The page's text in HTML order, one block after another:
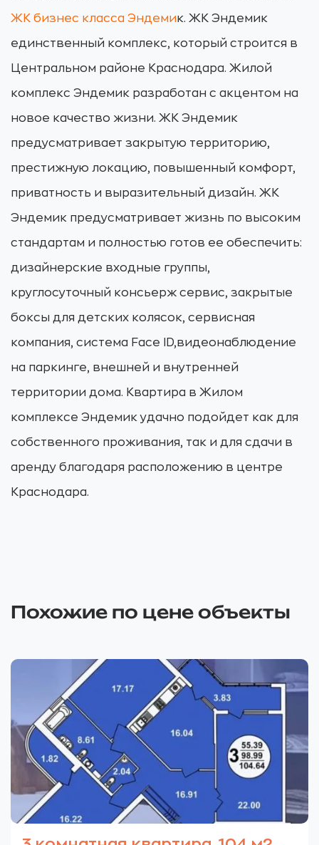
ЖК бизнес класса Эндемик. ЖК Эндемик
единственный комплекс, который строится в
Центральном районе Краснодара. Жилой
комплекс Эндемик разработан с акцентом на
новое качество жизни. ЖК Эндемик
предусматривает закрытую территорию,
престижную локацию, повышенный комфорт,
приватность и выразительный дизайн. ЖК
Эндемик предусматривает жизнь по высоким
стандартам и полностью готов ее обеспечить:
дизайнерские входные группы,
круглосуточный консьерж сервис, закрытые
боксы для детских колясок, сервисная
компания, система Face ID,видеонаблюдение
на паркинге, внешней и внутренней
территории дома. Квартира в Жилом
комплексе Эндемик удачно подойдет как для
собственного проживания, так и для сдачи в
аренду благодаря расположению в центре
Краснодара.
Похожие по цене объекты